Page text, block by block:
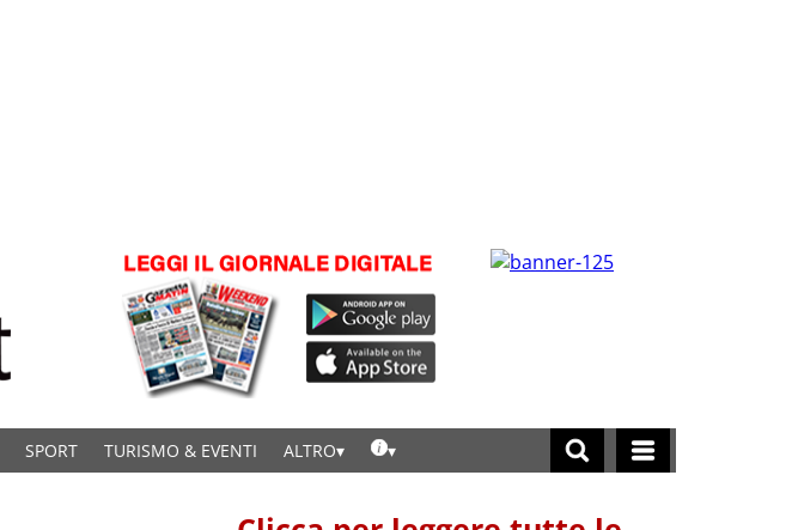
SPORT TURISMO & EVENTI ALTRO